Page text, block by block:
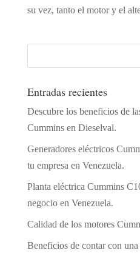
su vez, tanto el motor y el
Entradas recientes
Descubre los beneficios de
Cummins en Dieselval.
Generadores eléctricos
tu empresa en Venezuela.
Planta eléctrica Cummins
negocio en Venezuela.
Calidad de los motores
Beneficios de contar con